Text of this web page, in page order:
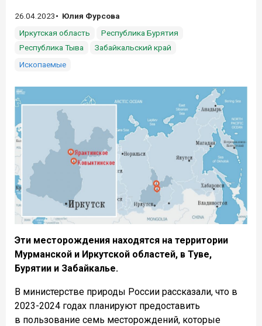
26.04.2023
Юлия Фурсова
Иркутская область
Республика Бурятия
Республика Тыва
Забайкальский край
Ископаемые
Эти месторождения находятся на территории
Мурманской и Иркутской областей, в Туве,
Бурятии и Забайкалье.
В министерстве природы России рассказали, что в
2023-2024 годах планируют предоставить
в пользование семь месторождений, которые